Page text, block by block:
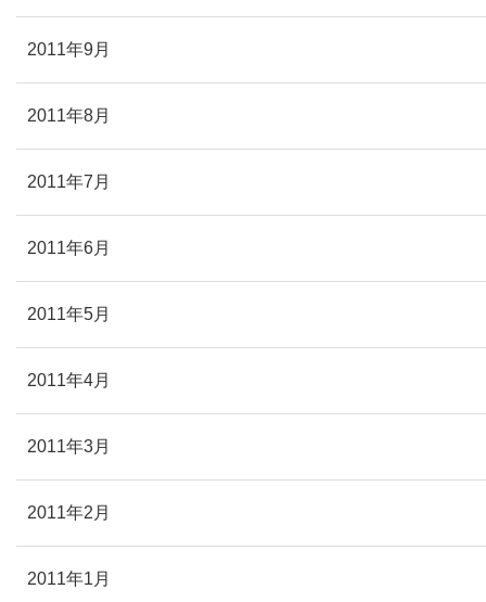
2011年9月
2011年8月
2011年7月
2011年6月
2011年5月
2011年4月
2011年3月
2011年2月
2011年1月